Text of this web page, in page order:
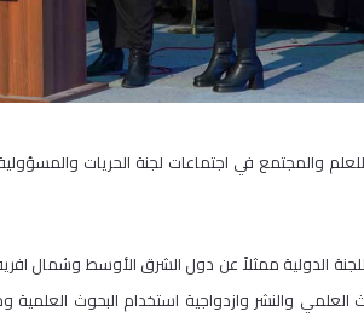
والمجتمع في اجتماعات لجنة الحريات والمسؤولية
الدولية ممثلاً عن دول الشرق الأوسط وشمال
العلمي والنشر وازدواجية استخدام البحوث